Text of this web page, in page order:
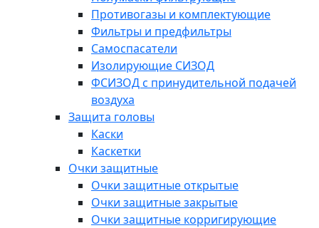
Противогазы и комплектующие
Фильтры и предфильтры
Самоспасатели
Изолирующие СИЗОД
ФСИЗОД с принудительной подачей
воздуха
Защита головы
Каски
Каскетки
Очки защитные
Очки защитные открытые
Очки защитные закрытые
Очки защитные корригирующие